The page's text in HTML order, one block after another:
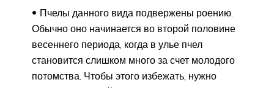
Пчелы данного вида подвержены роению.
Обычно оно начинается во второй половине
весеннего периода, когда в улье пчел
становится слишком много за счет молодого
потомства. Чтобы этого избежать, нужно